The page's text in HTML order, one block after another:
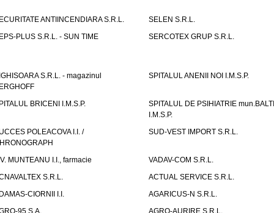
ANTIINCENDIARA S.R.L.
SELEN S.R.L.
PLUS S.R.L. - SUN TIME
SERCOTEX GRUP S.R.L.
S.R.L. - magazinul
SPITALUL ANENII NOI I.M.S.P.
BRICENI I.M.S.P.
SPITALUL DE PSIHIATRIE mun.BALTI
I.M.S.P.
POLEACOVA I.I. /
SUD-VEST IMPORT S.R.L.
MUNTEANU I.I., farmacie
VADAV-COM S.R.L.
S.R.L.
ACTUAL SERVICE S.R.L.
CIORNII I.I.
AGARICUS-N S.R.L.
95 S.A.
AGRO-AURIRE S.R.L.